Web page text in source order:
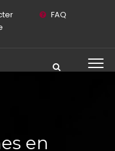
FAQ
en